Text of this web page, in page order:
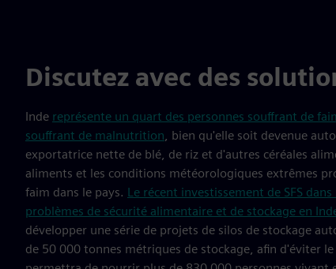
Discutez avec des
Inde représente un quart des personnes souffrant de
souffrant de malnutrition, bien qu'elle soit devenue
exportatrice nette de blé, de riz et d'autres céréales
aliments et les conditions météorologiques extrêmes
faim dans le pays. Le récent investissement de SFS
problèmes de sécurité alimentaire et de stockage en
développer une série de projets de silos de stockage
de 50 000 tonnes métriques de stockage, afin d'éviter